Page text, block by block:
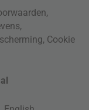
,
,
, Cookie